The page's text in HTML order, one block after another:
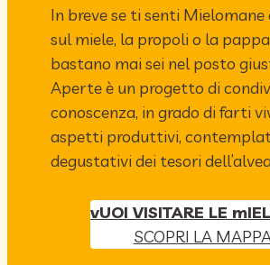
In breve se ti senti Mielomane
sul miele, la propoli o la
bastano mai sei nel posto
Aperte è un progetto di
conoscenza, in grado di farti
aspetti produttivi,
degustativi dei tesori
vUOI VISITARE LE
SCOPRI LA